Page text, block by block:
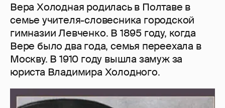
Вера Холодная родилась в Полтаве в
семье учителя-словесника городской
гимназии Левченко. В 1895 году, когда
Вере было два года, семья переехала в
Москву. В 1910 году вышла замуж за
юриста Владимира Холодного.